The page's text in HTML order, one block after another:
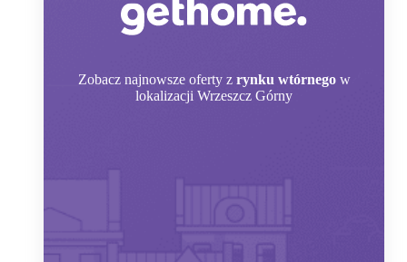
Zobacz najnowsze oferty z rynku wtórnego w
lokalizacji Wrzeszcz Górny